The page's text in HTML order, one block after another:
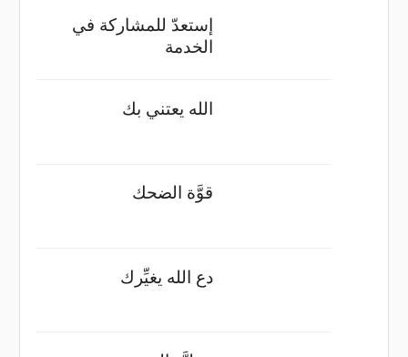
إستعدّ للمشاركة في
الخدمة
الله يعتني بك
قوَّة الضحك
دع الله يغيِّرك